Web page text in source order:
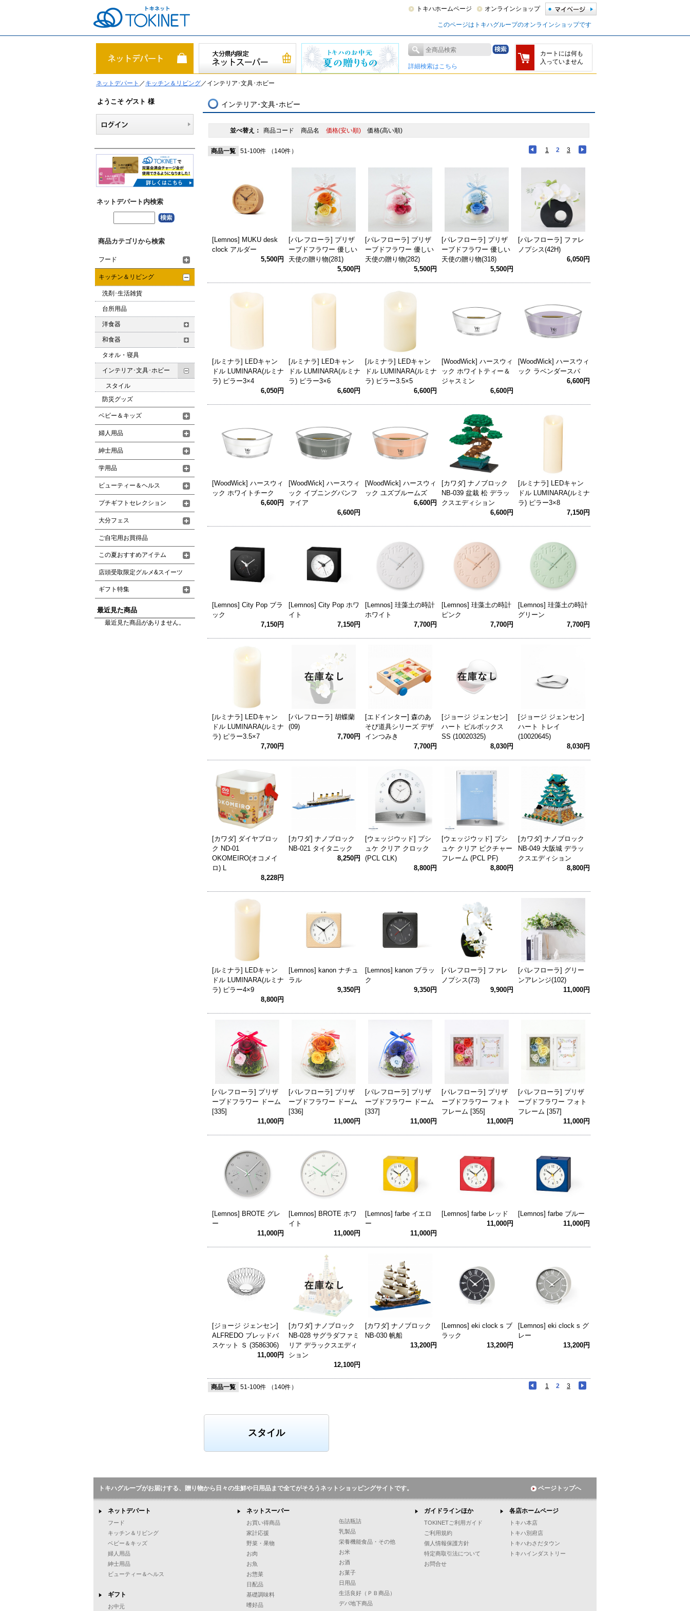
トキハホームページ オンラインショップ
このページはトキハグループのオンラインショップです
詳細検索はこちら
カートには何も
入っていません
ネットデパート ／ キッチン＆リビング／インテリア･文具･ホビー
インテリア･文具･ホビー
並べ替え： 商品コード 商品名 価格(安い順) 価格(高い順)
商品一覧 51-100件 （140件） 1 2 3
[Lemnos] MUKU desk
clock アルダー
5,500円
[パレフローラ] プリザ
ーブドフラワー 優しい
天使の贈り物(281)
5,500円
[パレフローラ] プリザ
ーブドフラワー 優しい
天使の贈り物(282)
5,500円
[パレフローラ] プリザ
ーブドフラワー 優しい
天使の贈り物(318)
5,500円
[パレフローラ] ファレ
ノプシス(42H)
6,050円
[ルミナラ] LEDキャン
ドル LUMINARA(ルミナ
ラ) ピラー3×4
6,050円
[ルミナラ] LEDキャン
ドル LUMINARA(ルミナ
ラ) ピラー3×6
6,600円
[ルミナラ] LEDキャン
ドル LUMINARA(ルミナ
ラ) ピラー3.5×5
6,600円
[WoodWick] ハースウィ
ック ホワイトティー＆
ジャスミン
6,600円
[WoodWick] ハースウィ
ック ラベンダースパ
6,600円
[WoodWick] ハースウィ
ック ホワイトチーク
6,600円
[WoodWick] ハースウィ
ック イブニングバンフ
ァイア
6,600円
[WoodWick] ハースウィ
ック ユズブルームズ
6,600円
[カワダ] ナノブロック
NB-039 盆栽 松 デラッ
クスエディション
6,600円
[ルミナラ] LEDキャン
ドル LUMINARA(ルミナ
ラ) ピラー3×8
7,150円
[Lemnos] City Pop ブラ
ック
7,150円
[Lemnos] City Pop ホワ
イト
7,150円
[Lemnos] 珪藻土の時計
ホワイト
7,700円
[Lemnos] 珪藻土の時計
ピンク
7,700円
[Lemnos] 珪藻土の時計
グリーン
7,700円
[ルミナラ] LEDキャン
ドル LUMINARA(ルミナ
ラ) ピラー3.5×7
7,700円
[パレフローラ] 胡蝶蘭
(09)
7,700円
[エドインター] 森のあ
そび道具シリーズ デザ
インつみき
7,700円
[ジョージ ジェンセン]
ハート ピルボックス
SS (10020325)
8,030円
[ジョージ ジェンセン]
ハート トレイ
(10020645)
8,030円
[カワダ] ダイヤブロッ
ク ND-01
OKOMEIRO(オコメイ
ロ) L
8,228円
[カワダ] ナノブロック
NB-021 タイタニック
8,250円
[ウェッジウッド] プシ
ュケ クリア クロック
(PCL CLK)
8,800円
[ウェッジウッド] プシ
ュケ クリア ピクチャー
フレーム (PCL PF)
8,800円
[カワダ] ナノブロック
NB-049 大阪城 デラッ
クスエディション
8,800円
[ルミナラ] LEDキャン
ドル LUMINARA(ルミナ
ラ) ピラー4×9
8,800円
[Lemnos] kanon ナチュ
ラル
9,350円
[Lemnos] kanon ブラッ
ク
9,350円
[パレフローラ] ファレ
ノプシス(73)
9,900円
[パレフローラ] グリー
ンアレンジ(102)
11,000円
[パレフローラ] プリザ
ーブドフラワー ドーム
[335]
11,000円
[パレフローラ] プリザ
ーブドフラワー ドーム
[336]
11,000円
[パレフローラ] プリザ
ーブドフラワー ドーム
[337]
11,000円
[パレフローラ] プリザ
ーブドフラワー フォト
フレーム [355]
11,000円
[パレフローラ] プリザ
ーブドフラワー フォト
フレーム [357]
11,000円
[Lemnos] BROTE グレ
ー
11,000円
[Lemnos] BROTE ホワ
イト
11,000円
[Lemnos] farbe イエロ
ー
11,000円
[Lemnos] farbe レッド
11,000円
[Lemnos] farbe ブルー
11,000円
[ジョージ ジェンセン]
ALFREDO ブレッドバ
スケット Ｓ (3586306)
11,000円
[カワダ] ナノブロック
NB-028 サグラダファミ
リア デラックスエディ
ション
12,100円
[カワダ] ナノブロック
NB-030 帆船
13,200円
[Lemnos] eki clock s ブ
ラック
13,200円
[Lemnos] eki clock s グ
レー
13,200円
商品一覧 51-100件 （140件） 1 2 3
スタイル
ようこそ ゲスト 様
ネットデパート内検索
商品カテゴリから検索
フード
キッチン＆リビング
洗剤･生活雑貨
台所用品
洋食器
和食器
タオル・寝具
インテリア･文具･ホビー
スタイル
防災グッズ
ベビー＆キッズ
婦人用品
紳士用品
学用品
ビューティー＆ヘルス
プチギフトセレクション
大分フェス
ご自宅用お買得品
この夏おすすめアイテム
店頭受取限定グルメ&スイーツ
ギフト特集
最近見た商品
最近見た商品がありません。
トキハグループがお届けする、贈り物から日々の生鮮や日用品まで全てがそろうネットショッピングサイトです。 ページトップへ
ネットデパート
フード
キッチン＆リビング
ベビー＆キッズ
婦人用品
紳士用品
ビューティー＆ヘルス
ギフト
お中元
ネットスーパー
お買い得商品
家計応援
野菜・果物
お肉
お魚
お惣菜
日配品
基礎調味料
嗜好品
缶詰瓶詰
乳製品
栄養機能食品・その他
お米
お酒
お菓子
日用品
生活良好（ＰＢ商品）
デパ地下商品
ガイドラインほか
TOKINETご利用ガイド
ご利用規約
個人情報保護方針
特定商取引法について
お問合せ
各店ホームページ
トキハ本店
トキハ別府店
トキハわさだタウン
トキハインダストリー